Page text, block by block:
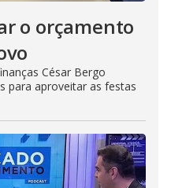
o orçamento
César Bergo
para aproveitar as festas